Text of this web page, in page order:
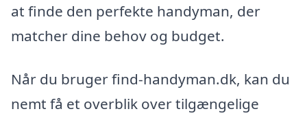
at finde den perfekte handyman, der
matcher dine behov og budget.
Når du bruger find-handyman.dk, kan du
nemt få et overblik over tilgængelige